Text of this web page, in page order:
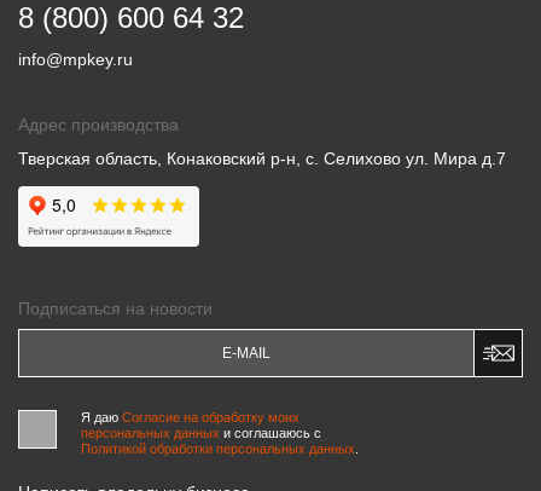
8 (800) 600 64 32
info@mpkey.ru
Адрес производства
Тверская область, Конаковский р-н, с. Селихово ул. Мира д.7
Подписаться на новости
Я даю Согласие на обработку моих
персональных данных и соглашаюсь c
Политикой обработки персональных данных